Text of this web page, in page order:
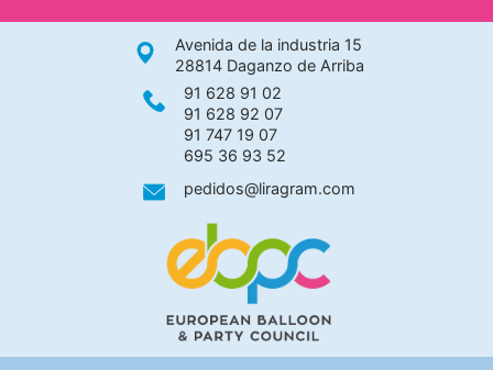
Avenida de la industria 15
28814 Daganzo de Arriba
91 628 91 02
91 628 92 07
91 747 19 07
695 36 93 52
pedidos@liragram.com